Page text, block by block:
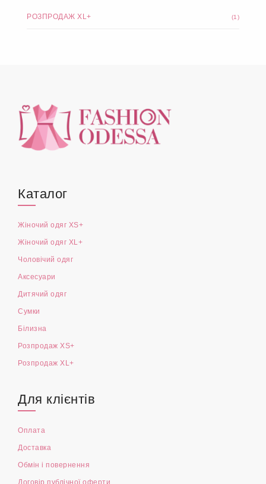
РОЗПРОДАЖ XL+ (1)
Каталог
Жіночий одяг XS+
Жіночий одяг XL+
Чоловічий одяг
Аксесуари
Дитячий одяг
Сумки
Білизна
Розпродаж XS+
Розпродаж XL+
Для клієнтів
Оплата
Доставка
Обмін і повернення
Договір публічної оферти